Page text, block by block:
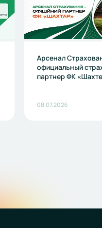
Арсенал
официальный
партнер ФК
08.07.2026